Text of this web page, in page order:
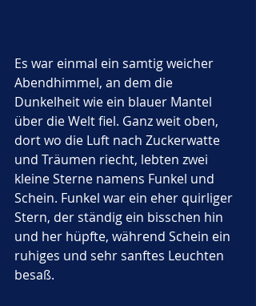
Es war einmal ein samtig weicher
Abendhimmel, an dem die
Dunkelheit wie ein blauer Mantel
über die Welt fiel. Ganz weit oben,
dort wo die Luft nach Zuckerwatte
und Träumen riecht, lebten zwei
kleine Sterne namens Funkel und
Schein. Funkel war ein eher quirliger
Stern, der ständig ein bisschen hin
und her hüpfte, während Schein ein
ruhiges und sehr sanftes Leuchten
besaß.